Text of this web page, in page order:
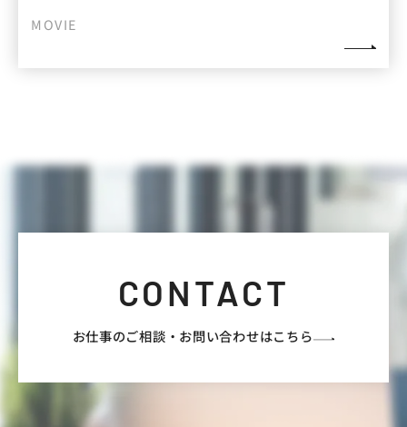
MOVIE
CONTACT
お仕事のご相談・ お問い合わせはこちら